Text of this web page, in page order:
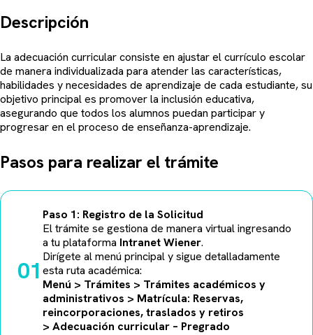
Descripción
La adecuación curricular consiste en ajustar el currículo escolar
de manera individualizada para atender las características,
habilidades y necesidades de aprendizaje de cada estudiante, su
objetivo principal es promover la inclusión educativa,
asegurando que todos los alumnos puedan participar y
progresar en el proceso de enseñanza-aprendizaje.
Pasos para realizar el trámite
01
Paso 1: Registro de la Solicitud
El trámite se gestiona de manera virtual ingresando
a tu plataforma Intranet Wiener.
Dirígete al menú principal y sigue detalladamente
esta ruta académica:
Menú > Trámites > Trámites académicos y
administrativos > Matrícula: Reservas,
reincorporaciones, traslados y retiros
> Adecuación curricular – Pregrado